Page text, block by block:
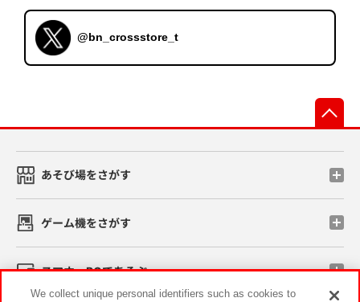
@bn_crossstore_t
あそび場をさがす
ゲーム機をさがす
スマホ・PCであそぶ
We collect unique personal identifiers such as cookies to